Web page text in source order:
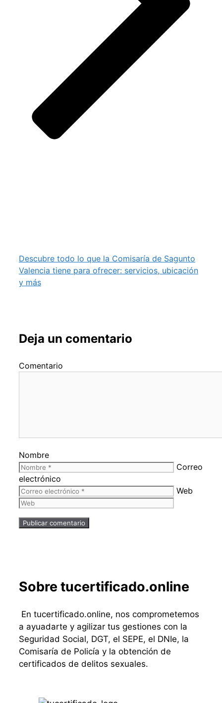
Descubre todo lo que la Comisaría de Sagunto
Valencia tiene para ofrecer: servicios, ubicación
y más
Deja un comentario
Comentario
Nombre
Correo
electrónico
Web
Sobre tucertificado.online
En tucertificado.online, nos comprometemos
a ayuadarte y agilizar tus gestiones con la
Seguridad Social, DGT, el SEPE, el DNIe, la
Comisaría de Policía y la obtención de
certificados de delitos sexuales.